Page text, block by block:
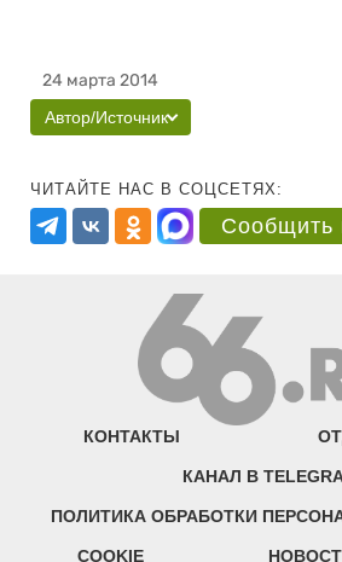
24 марта 2014
Автор/Источник
ЧИТАЙТЕ НАС В СОЦСЕТЯХ:
Сообщить
КОНТАКТЫ
КАНАЛ В
ПОЛИТИКА ОБРАБОТКИ
COOKIE